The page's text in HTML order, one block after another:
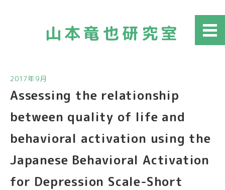
山本竜也研究室
2017年9月
Assessing the relationship
between quality of life and
behavioral activation using the
Japanese Behavioral Activation
for Depression Scale-Short